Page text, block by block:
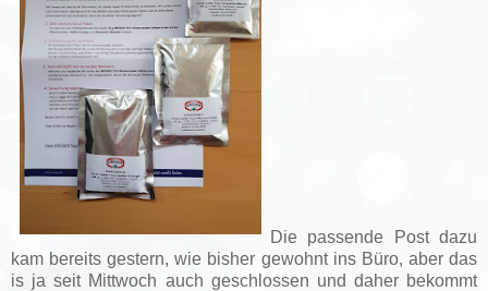
Die passende Post dazu
kam bereits gestern, wie bisher gewohnt ins Büro, aber das
is ja seit Mittwoch auch geschlossen und daher bekommt